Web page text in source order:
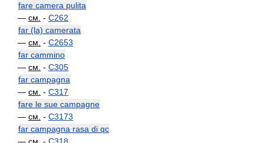
fare camera pulita
— см. - C262
far (la) camerata
— см. - C2653
far cammino
— см. - C305
far campagna
— см. - C317
fare le sue campagne
— см. - C3173
far campagna rasa di qc